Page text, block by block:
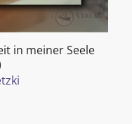
in meiner Seele